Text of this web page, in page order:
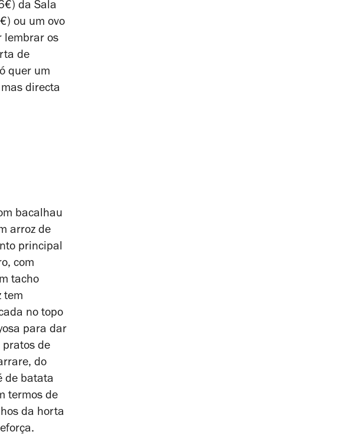
da Sala
ou um ovo
lembrar os
de
quer um
directa
bacalhau
arroz de
principal
com
tacho
tem
no topo
para dar
pratos de
do
de batata
termos de
da horta